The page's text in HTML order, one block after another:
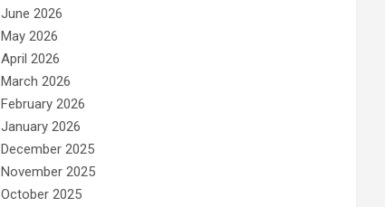
June 2026
May 2026
April 2026
March 2026
February 2026
January 2026
December 2025
November 2025
October 2025